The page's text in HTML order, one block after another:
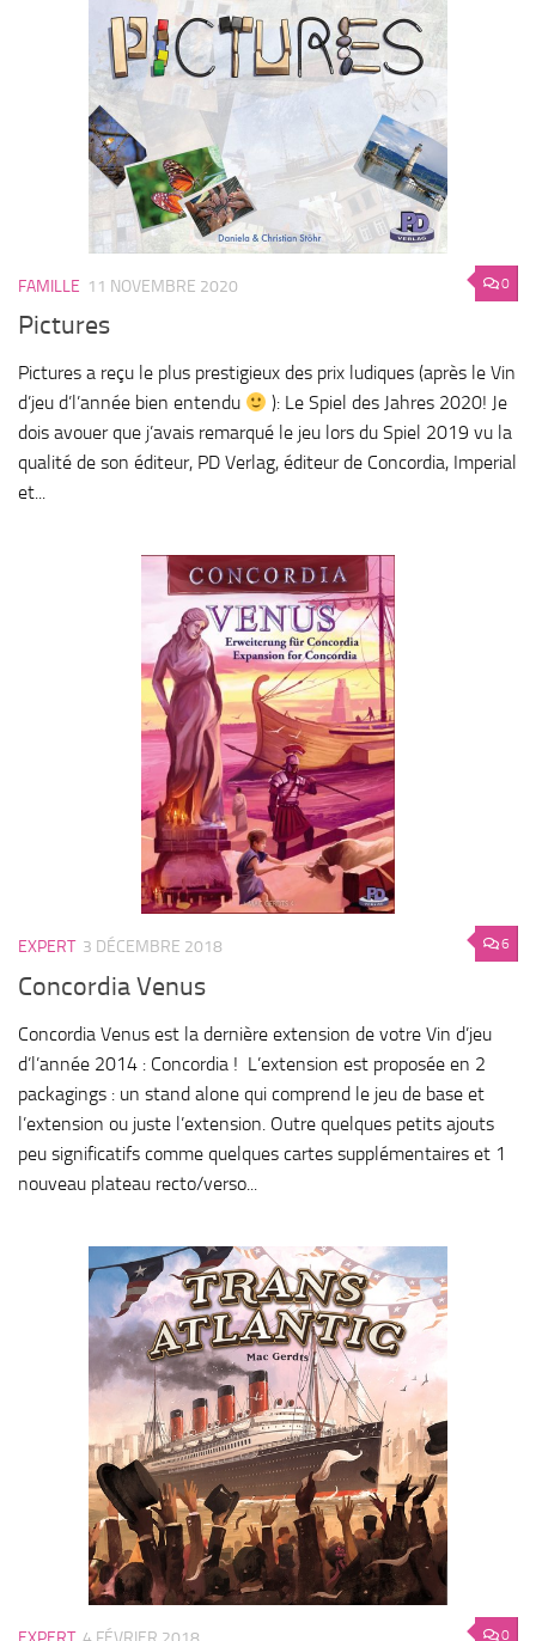
0
FAMILLE 11 NOVEMBRE 2020
Pictures
Pictures a reçu le plus prestigieux des prix ludiques (après le Vin
d’jeu d’l’année bien entendu
): Le Spiel des Jahres 2020! Je
dois avouer que j’avais remarqué le jeu lors du Spiel 2019 vu la
qualité de son éditeur, PD Verlag, éditeur de Concordia, Imperial
et...
6
EXPERT 3 DÉCEMBRE 2018
Concordia Venus
Concordia Venus est la dernière extension de votre Vin d’jeu
d’l’année 2014 : Concordia ! L’extension est proposée en 2
packagings : un stand alone qui comprend le jeu de base et
l’extension ou juste l’extension. Outre quelques petits ajouts
peu significatifs comme quelques cartes supplémentaires et 1
nouveau plateau recto/verso...
0